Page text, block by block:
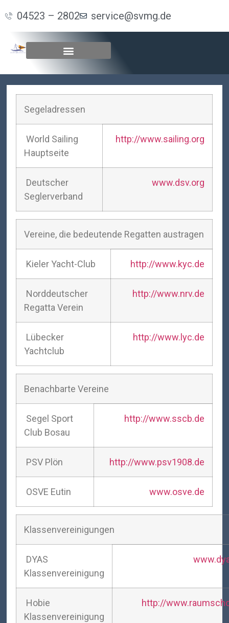
04523 – 2802 service@svmg.de
Segeladressen
World Sailing
Hauptseite
http://www.sailing.org
Deutscher
Seglerverband
www.dsv.org
Vereine, die bedeutende Regatten austragen
Kieler Yacht-Club http://www.kyc.de
Norddeutscher
Regatta Verein
http://www.nrv.de
Lübecker
Yachtclub
http://www.lyc.de
Benachbarte Vereine
Segel Sport
Club Bosau
http://www.sscb.de
PSV Plön http://www.psv1908.de
OSVE Eutin www.osve.de
Klassenvereinigungen
DYAS
Klassenvereinigung
Hobie
Klassenvereinigung
http://